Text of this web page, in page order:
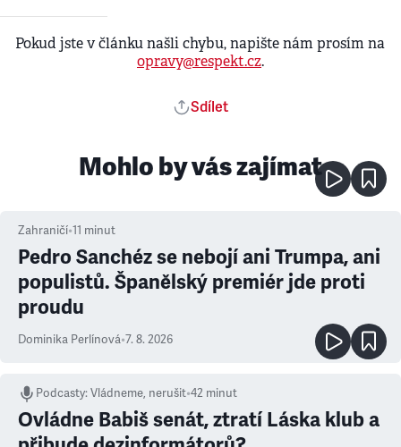
Pokud jste v článku našli chybu, napište nám prosím na
opravy@respekt.cz.
Sdílet
Mohlo by vás zajímat
Zahraničí•11 minut
Pedro Sanchéz se nebojí ani Trumpa, ani
populistů. Španělský premiér jde proti
proudu
Dominika Perlínová•7. 8. 2026
Podcasty:Vládneme, nerušit•42 minut
Ovládne Babiš senát, ztratí Láska klub a